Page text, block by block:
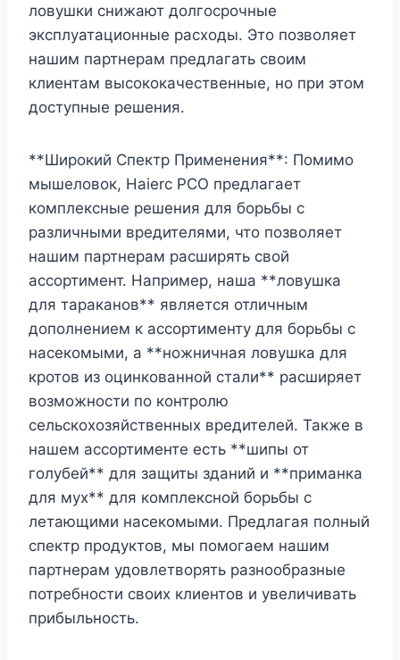
ловушки снижают долгосрочные
эксплуатационные расходы. Это позволяет
нашим партнерам предлагать своим
клиентам высококачественные, но при этом
доступные решения.
**Широкий Спектр Применения**: Помимо
мышеловок, Haierc PCO предлагает
комплексные решения для борьбы с
различными вредителями, что позволяет
нашим партнерам расширять свой
ассортимент. Например, наша **ловушка
для тараканов** является отличным
дополнением к ассортименту для борьбы с
насекомыми, а **ножничная ловушка для
кротов из оцинкованной стали** расширяет
возможности по контролю
сельскохозяйственных вредителей. Также в
нашем ассортименте есть **шипы от
голубей** для защиты зданий и **приманка
для мух** для комплексной борьбы с
летающими насекомыми. Предлагая полный
спектр продуктов, мы помогаем нашим
партнерам удовлетворять разнообразные
потребности своих клиентов и увеличивать
прибыльность.